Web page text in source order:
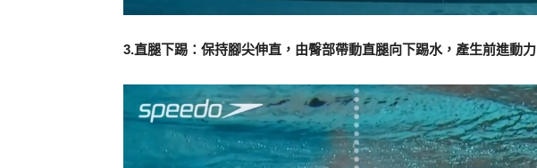
3.直腿下踢：保持腳尖伸直，由臀部帶動直腿向下踢水，產生前進動力